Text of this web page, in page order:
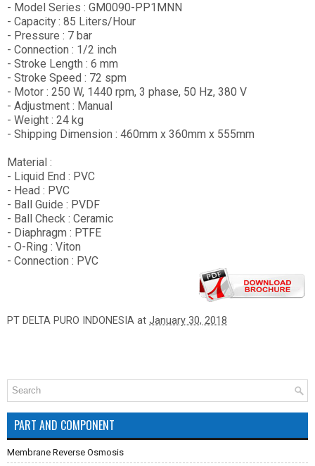
- Model Series : GM0090-PP1MNN
- Capacity : 85 Liters/Hour
- Pressure : 7 bar
- Connection : 1/2 inch
- Stroke Length : 6 mm
- Stroke Speed : 72 spm
- Motor : 250 W, 1440 rpm, 3 phase, 50 Hz, 380 V
- Adjustment : Manual
- Weight : 24 kg
- Shipping Dimension : 460mm x 360mm x 555mm
Material :
- Liquid End : PVC
- Head : PVC
- Ball Guide : PVDF
- Ball Check : Ceramic
- Diaphragm : PTFE
- O-Ring : Viton
- Connection : PVC
PT DELTA PURO INDONESIA at January 30, 2018
PART AND COMPONENT
Membrane Reverse Osmosis